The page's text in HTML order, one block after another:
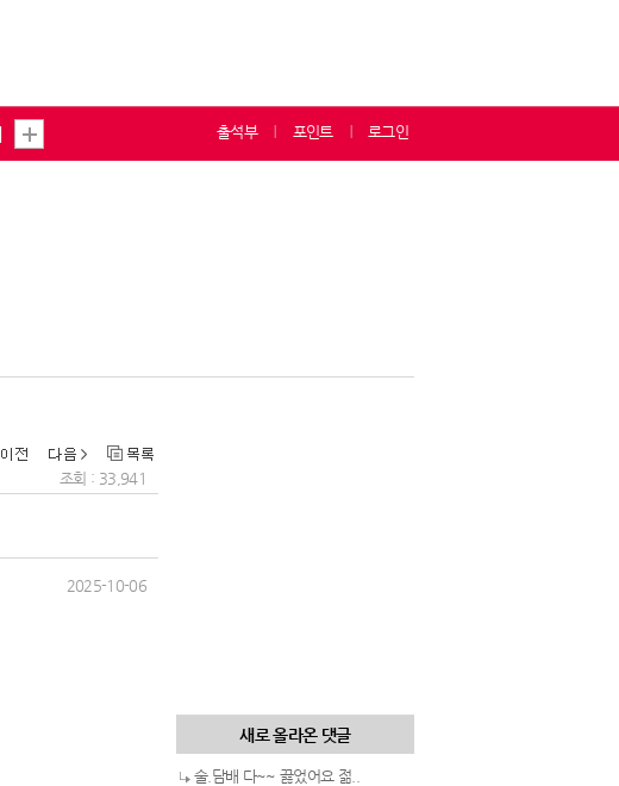
로그인
포인트
출석부
조회 : 33,941
2025-10-06
새로 올라온 댓글
술.담배 다~~ 끓었어요 젊..